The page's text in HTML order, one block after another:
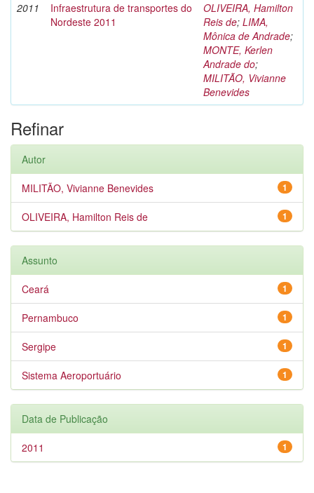
2011
Infraestrutura de transportes do
Nordeste 2011
OLIVEIRA, Hamilton
Reis de; LIMA,
Mônica de Andrade;
MONTE, Kerlen
Andrade do;
MILITÃO, Vivianne
Benevides
Refinar
Autor
1
MILITÃO, Vivianne Benevides
1
OLIVEIRA, Hamilton Reis de
Assunto
1
Ceará
1
Pernambuco
1
Sergipe
1
Sistema Aeroportuário
Data de Publicação
1
2011